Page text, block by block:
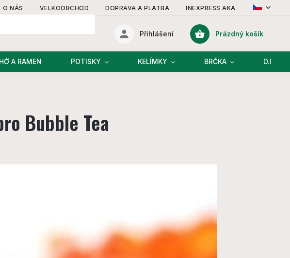
O NÁS VELKOOBCHOD DOPRAVA A PLATBA INEXPRESS AKADEMIE
Nákupní
Prázdný košík
Přihlášení
A RAMEN POTISKY KELÍMKY BRČKA D.I.Y
Bubble Tea